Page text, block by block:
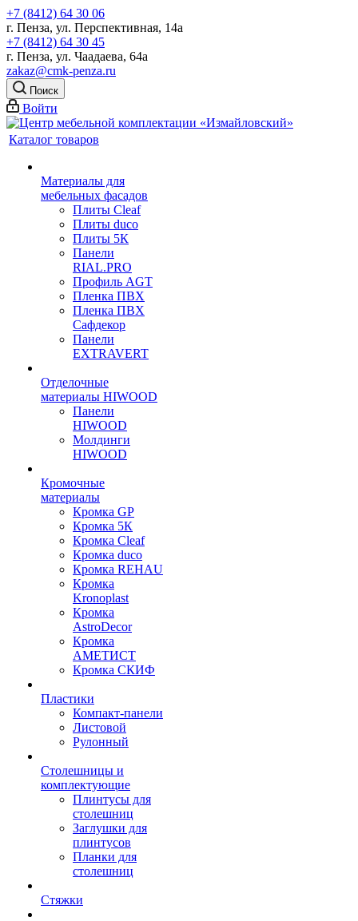
+7 (8412) 64 30 06
г. Пенза, ул. Перспективная, 14а
+7 (8412) 64 30 45
г. Пенза, ул. Чаадаева, 64а
zakaz@cmk-penza.ru
Поиск
Войти
Каталог товаров
Материалы для
мебельных фасадов
Плиты Cleaf
Плиты duco
Плиты 5К
Панели
RIAL.PRO
Профиль AGT
Пленка ПВХ
Пленка ПВХ
Сафдекор
Панели
EXTRAVERT
Отделочные
материалы HIWOOD
Панели
HIWOOD
Молдинги
HIWOOD
Кромочные
материалы
Кромка GP
Кромка 5К
Кромка Cleaf
Кромка duco
Кромка REHAU
Кромка
Kronoplast
Кромка
AstroDecor
Кромка
АМЕТИСТ
Кромка СКИФ
Пластики
Компакт-панели
Листовой
Рулонный
Столешницы и
комплектующие
Плинтусы для
столешниц
Заглушки для
плинтусов
Планки для
столешниц
Стяжки